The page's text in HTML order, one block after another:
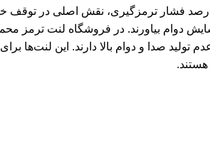
و به دلیل تحمل 60 تا 70 درصد فشار ترمزگیری، نقش
دوام بیاورند. در فروشگاه لنت ترمز